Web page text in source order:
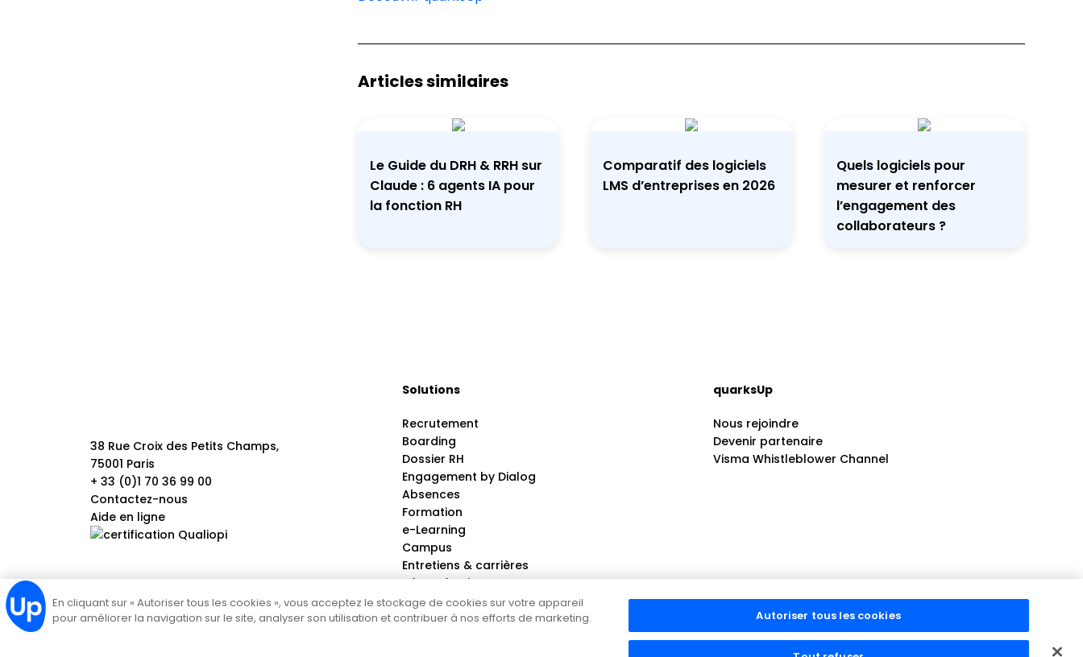
Articles similaires
Le Guide du DRH & RRH sur
Claude : 6 agents IA pour
la fonction RH
Comparatif des logiciels
LMS d’entreprises en 2026
Quels logiciels pour
mesurer et renforcer
l’engagement des
collaborateurs ?
38 Rue Croix des Petits Champs,
75001 Paris
+ 33 (0)1 70 36 99 00
Contactez-nous
Aide en ligne
Solutions
Recrutement
Boarding
Dossier RH
Engagement by Dialog
Absences
Formation
e-Learning
Campus
Entretiens & carrières
Rémunération
Hello Paie pour experts comptable
quarksUp
Nous rejoindre
Devenir partenaire
Visma Whistleblower Channel
Copyright © 2025, quarksUp. All rights reserved.
En cliquant sur « Autoriser tous les cookies », vous acceptez le stockage de cookies sur votre appareil
pour améliorer la navigation sur le site, analyser son utilisation et contribuer à nos efforts de marketing.
Autoriser tous les cookies